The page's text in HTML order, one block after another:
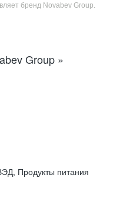
бренд Novabev Group.
Group »
Продукты питания